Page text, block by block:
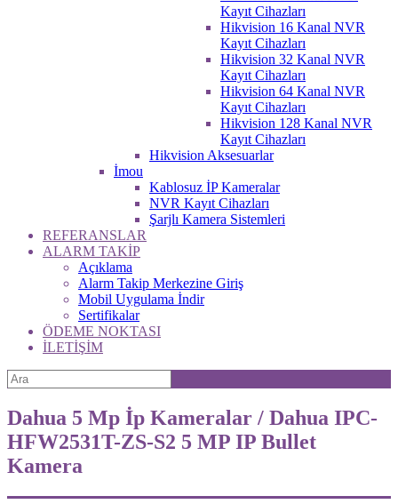
Kayıt Cihazları
Hikvision 16 Kanal NVR
Kayıt Cihazları
Hikvision 32 Kanal NVR
Kayıt Cihazları
Hikvision 64 Kanal NVR
Kayıt Cihazları
Hikvision 128 Kanal NVR
Kayıt Cihazları
Hikvision Aksesuarlar
İmou
Kablosuz İP Kameralar
NVR Kayıt Cihazları
Şarjlı Kamera Sistemleri
REFERANSLAR
ALARM TAKİP
Açıklama
Alarm Takip Merkezine Giriş
Mobil Uygulama İndir
Sertifikalar
ÖDEME NOKTASI
İLETİŞİM
Dahua 5 Mp İp Kameralar / Dahua IPC-
HFW2531T-ZS-S2 5 MP IP Bullet
Kamera